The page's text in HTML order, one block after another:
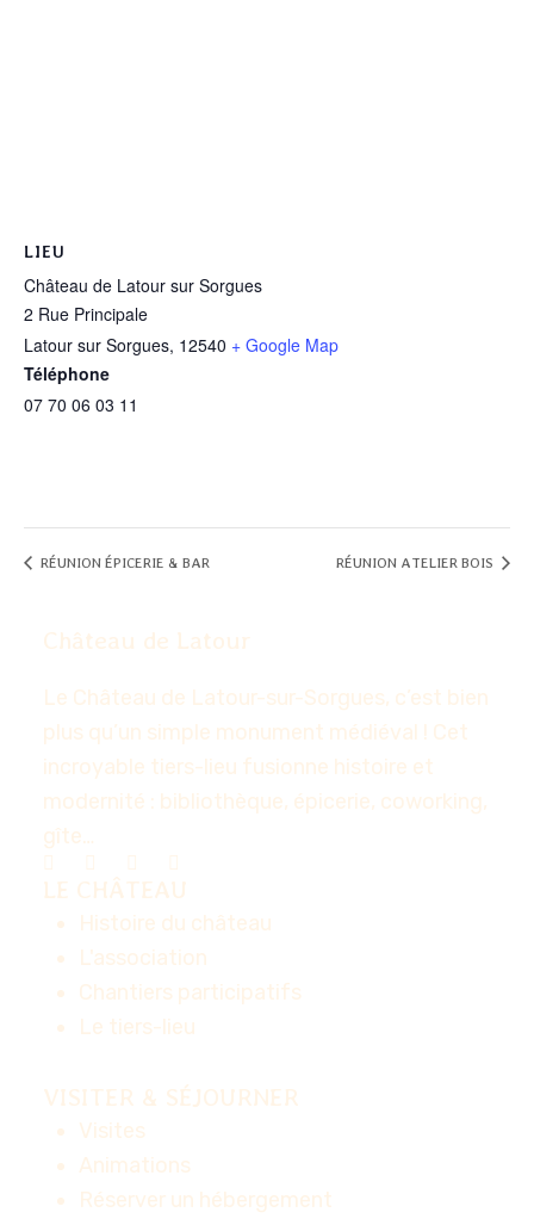
LIEU
Château de Latour sur Sorgues
2 Rue Principale
Latour sur Sorgues, 12540 + Google Map
Téléphone
07 70 06 03 11
RÉUNION ÉPICERIE & BAR RÉUNION ATELIER BOIS
Château de Latour
Le Château de Latour-sur-Sorgues, c’est bien
plus qu’un simple monument médiéval ! Cet
incroyable tiers-lieu fusionne histoire et
modernité : bibliothèque, épicerie, coworking,
gîte…
LE CHÂTEAU
Histoire du château
L'association
Chantiers participatifs
Le tiers-lieu
VISITER & SÉJOURNER
Visites
Animations
Réserver un hébergement